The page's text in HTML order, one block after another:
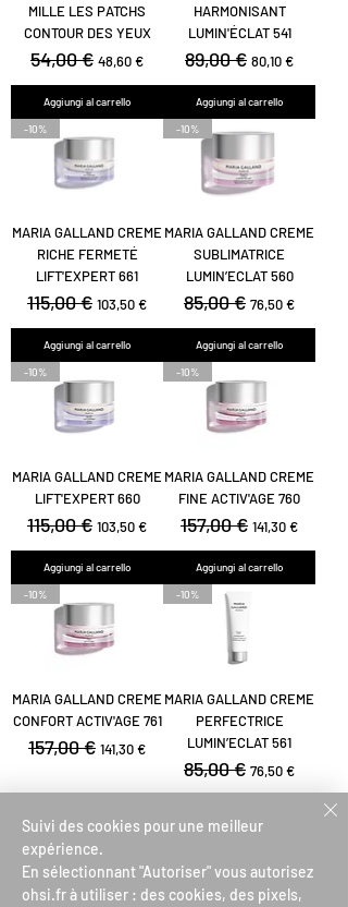
MILLE LES PATCHS
CONTOUR DES YEUX
Prezzo regolare
54,00 € Prezzo scontato
48,60 €
Aggiungi al carrello
HARMONISANT
LUMIN'ÉCLAT 541
Prezzo regolare
89,00 € Prezzo scontato
80,10 €
Aggiungi al carrello
-10%
MARIA GALLAND CREME
RICHE FERMETÉ
LIFT'EXPERT 661
Prezzo regolare
115,00 € Prezzo scontato
103,50 €
Aggiungi al carrello
-10%
MARIA GALLAND CREME
SUBLIMATRICE
LUMIN’ECLAT 560
Prezzo regolare
85,00 € Prezzo scontato
76,50 €
Aggiungi al carrello
-10%
MARIA GALLAND CREME
LIFT'EXPERT 660
Prezzo regolare
115,00 € Prezzo scontato
103,50 €
Aggiungi al carrello
-10%
MARIA GALLAND CREME
FINE ACTIV'AGE 760
Prezzo regolare
157,00 € Prezzo scontato
141,30 €
Aggiungi al carrello
-10%
MARIA GALLAND CREME
CONFORT ACTIV'AGE 761
Prezzo regolare
157,00 € Prezzo scontato
141,30 €
-10%
MARIA GALLAND CREME
PERFECTRICE
LUMIN’ECLAT 561
Prezzo regolare
85,00 € Prezzo scontato
76,50 €
Suivi des cookies pour une meilleur
expérience.
En sélectionnant "Autoriser" vous autorisez
ohsi.fr à utiliser : des cookies, des pixels,